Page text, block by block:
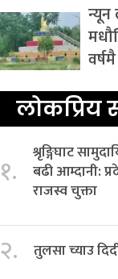
लोकप्रिय
१.
श्रृङ्गिघाट
बढी आम्दानी:
राजस्व चुक्ता
२. तुलसा च्याउ